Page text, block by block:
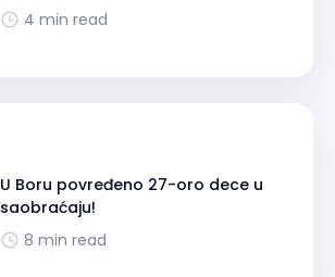
4 min read
U Boru povređeno 27-oro dece u
saobraćaju!
8 min read